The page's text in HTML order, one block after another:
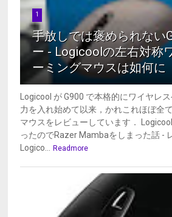
1
手放しでは褒められない
ー - Logicoolの左右対称
ーミングマウスは如何に
Logicool が G900 で本格的にワイヤレ
力を入れ始めて以来，かれこれほぼ全
マウスをレビューしています．
ったのでRazer Mambaをしまった話 -
Logico...
Readmore